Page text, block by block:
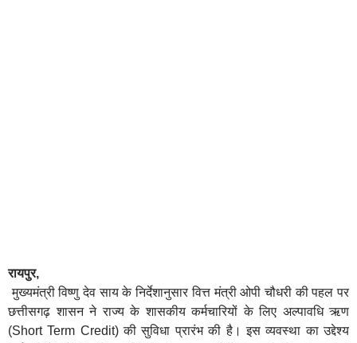
रायपुर,
मुख्यमंत्री विष्णु देव साय के निर्देशानुसार वित्त मंत्री ओपी चौधरी की पहल पर
छत्तीसगढ़ शासन ने राज्य के शासकीय कर्मचारियों के लिए अल्पावधि ऋण
(Short Term Credit) की सुविधा प्रारंभ की है। इस व्यवस्था का उद्देश्य